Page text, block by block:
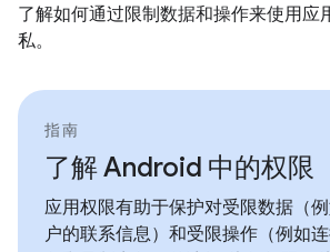
了解如何通过限制数据和操作来使用应
私。
指南
了解 Android 中的权限
应用权限有助于保护对受限数据（
户的联系信息）和受限操作（例如